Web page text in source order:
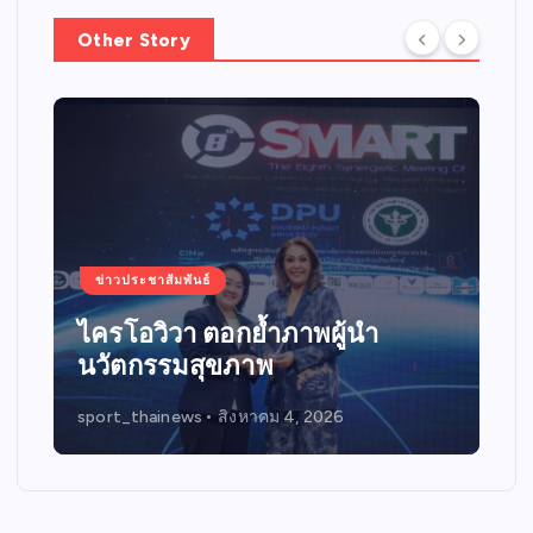
a
t
i
o
n
Other Story
ข่าวประชาสัมพันธ์
ไครโอวิวา ตอกย้ำภาพผู้นำ
นวัตกรรมสุขภาพ
sport_thainews สิงหาคม 4, 2026